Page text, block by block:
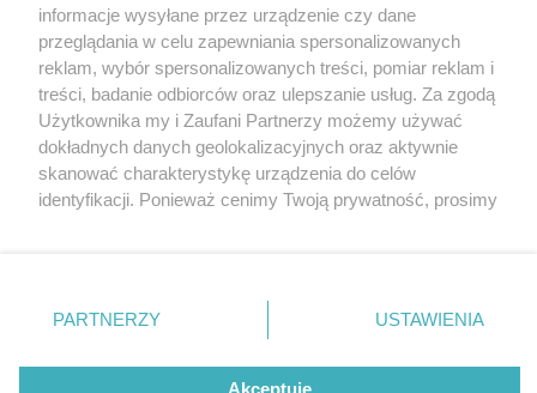
Kolejny zabytkowy budynek z katowickiego
śródmieścia. Charakterystyczna neorenesansowa
zabudowa Pałacu Goldsteinów przetrwała w świetnym
stanie aż od końca XIX wieku. Dzisiaj w Villi Goldsteinów
siedzibę ma Urząd Stanu Cywilnego
To nie tylko Spodek i Nikiszowiec [GALERIA]
REKLAMA
Nie zapomnij
zapoznać się z:
polityką prywatności regulamin korzystania z portali
Twojemiasto
Piekary Śląskie
Chorzów
Tarnowskie Góry
Gliwice
Skontakuj sięz nami
Kontakt
Wydawca
Redakcja
informacje wysyłane przez urządzenie czy dane
przeglądania w celu zapewniania spersonalizowanych
reklam, wybór spersonalizowanych treści, pomiar reklam i
treści, badanie odbiorców oraz ulepszanie usług. Za zgodą
Użytkownika my i Zaufani Partnerzy możemy używać
dokładnych danych geolokalizacyjnych oraz aktywnie
skanować charakterystykę urządzenia do celów
identyfikacji. Ponieważ cenimy Twoją prywatność, prosimy
prywatności znajdujący się w lewym dolnym rogu strony
. Niektóre rodzaje przetwarzania danych nie wymagają
zgody użytkownika, ale masz prawo sprzeciwić się
takiemu przetwarzaniu. Preferencje będą miały
PARTNERZY USTAWIENIA
Akceptuję